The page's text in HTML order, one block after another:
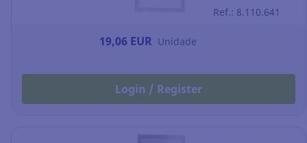
A4 - prateado
Ref.: 8.110.641
19,06 EUR Unidade
Login / Register